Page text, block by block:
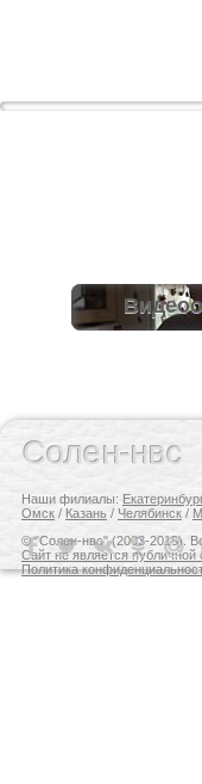
Солен-нвс
Наши филиалы:
Омск / Казань / Челябинск /
© "Солен-нвс" (2003-2015).
Сайт не является публичной
Политика